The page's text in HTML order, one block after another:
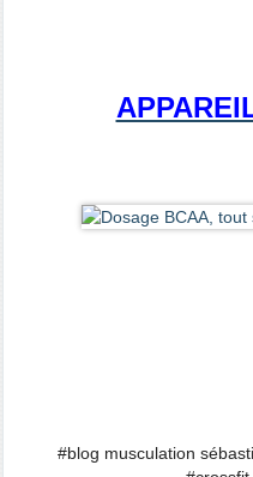
#blog musculation